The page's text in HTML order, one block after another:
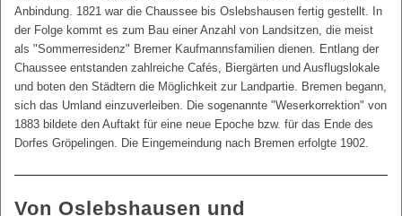
Anbindung. 1821 war die Chaussee bis Oslebshausen fertig gestellt. In
der Folge kommt es zum Bau einer Anzahl von Landsitzen, die meist
als "Sommerresidenz" Bremer Kaufmannsfamilien dienen. Entlang der
Chaussee entstanden zahlreiche Cafés, Biergärten und Ausflugslokale
und boten den Städtern die Möglichkeit zur Landpartie. Bremen begann,
sich das Umland einzuverleiben. Die sogenannte "Weserkorrektion" von
1883 bildete den Auftakt für eine neue Epoche bzw. für das Ende des
Dorfes Gröpelingen. Die Eingemeindung nach Bremen erfolgte 1902.
Von Oslebshausen und